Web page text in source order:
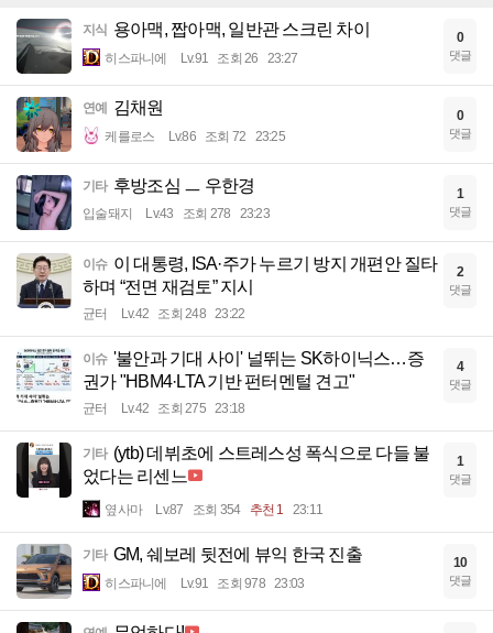
지식 용아맥, 짭아맥, 일반관 스크린 차이
히스파니에 Lv.91 조회 26 23:27
0
댓글
연예 김채원
케를로스 Lv.86 조회 72 23:25
0
댓글
기타 후방조심 ㅡ 우한경
입술돼지 Lv.43 조회 278 23:23
1
댓글
이슈 이 대통령, ISA·주가 누르기 방지 개편안 질타
하며 “전면 재검토” 지시
균터 Lv.42 조회 248 23:22
2
댓글
이슈 '불안과 기대 사이' 널뛰는 SK하이닉스…증
권가 "HBM4·LTA 기반 펀터멘털 견고"
균터 Lv.42 조회 275 23:18
4
댓글
기타 (ytb) 데뷔초에 스트레스성 폭식으로 다들 불
었다는 리센느
옆사마 Lv.87 조회 354 추천 1 23:11
1
댓글
기타 GM, 쉐보레 뒷전에 뷰익 한국 진출
히스파니에 Lv.91 조회 978 23:03
10
댓글